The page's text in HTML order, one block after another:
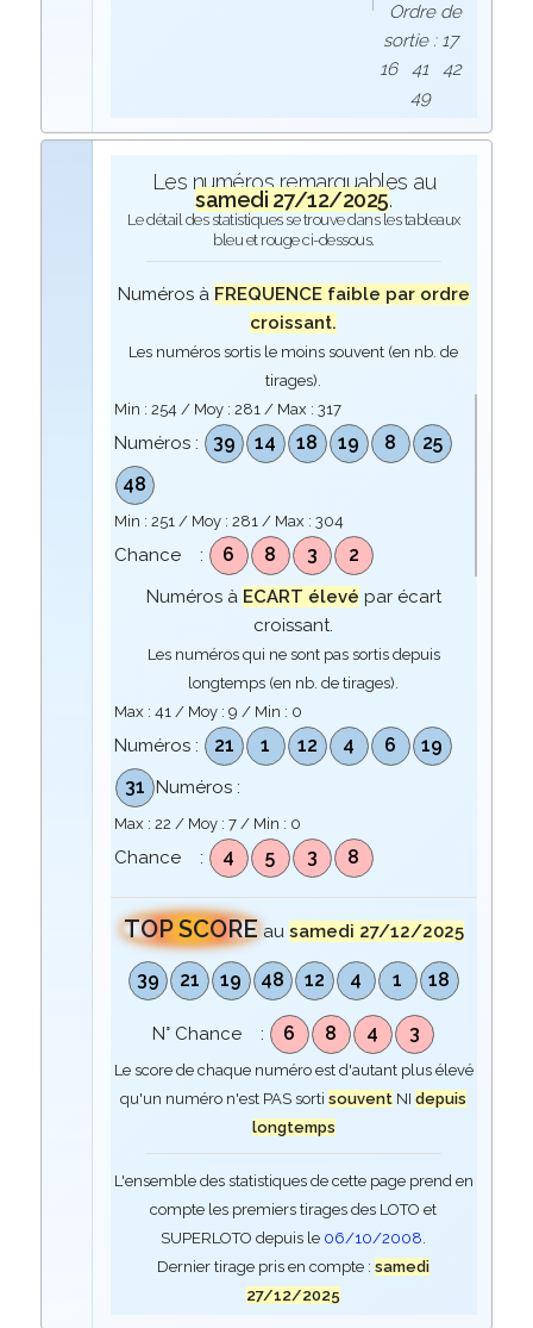
Ordre de
sortie : 17
16 41 42
49
Les numéros remarquables au
samedi 27/12/2025.
Le détail des statistiques se trouve dans les tableaux
bleu et rouge ci-dessous.
Numéros à FREQUENCE faible par ordre
croissant.
Les numéros sortis le moins souvent (en nb. de
tirages).
Min : 254 / Moy : 281/ Max : 317
Numéros : 39 14 18 19 8
25
48
Min : 251/ Moy : 281/ Max : 304
Chance : 6 8 3 2
Numéros à ECART élevé par écart
croissant.
Les numéros qui ne sont pas sortis depuis
longtemps (en nb. de tirages).
Max : 41/ Moy : 9 / Min : 0
Numéros : 21 1 12 4 6
19
31 Numéros :
Max : 22 / Moy : 7/ Min : 0
Chance : 4 5 3 8
TOP SCORE au samedi 27/12/2025
39 21 19 48 12 4 1 18
N° Chance : 6 8 4 3
Le score de chaque numéro est d'autant plus élevé
qu'un numéro n'est PAS sortisouvent NIdepuis
longtemps
L'ensemble des statistiques de cette page prend en
compte les premiers tirages des LOTO et
SUPERLOTO depuis le 06/10/2008.
Dernier tirage pris en compte :samedi
27/12/2025